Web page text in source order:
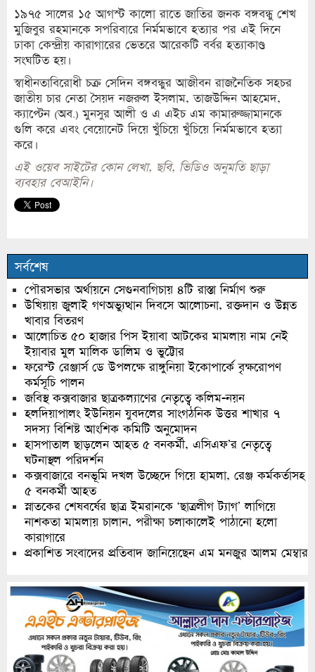
১৯৭৫ সালের ১৫ আগস্ট কালো রাতে জাতির জনক বঙ্গবন্ধু শেখ
মুজিবুর রহমানকে সপরিবারে নির্মমভাবে হত্যার পর এই দিনে
ঢাকা কেন্দ্রীয় কারাগারের ভেতরে আরেকটি বর্বর হত্যাকাণ্ড
সংঘটিত হয়।
স্বাধীনতাবিরোধী চক্র সেদিন বঙ্গবন্ধুর আজীবন রাজনৈতিক সহচর
জাতীয় চার নেতা সৈয়দ নজরুল ইসলাম, তাজউদ্দিন আহমেদ,
ক্যাপ্টেন (অব.) মুনসুর আলী ও এ এইচ এম কামারুজ্জামানকে
গুলি করে এবং বেয়োনেট দিয়ে খুঁচিয়ে খুঁচিয়ে নির্মমভাবে হত্যা
করে।
এই ওয়েব সাইটের কোন লেখা, ছবি, ভিডিও অনুমতি ছাড়া
ব্যবহার বেআইনি।
সর্বশেষ
পৌরসভার অর্থায়নে সেগুনবাগিচায় ৪টি রাস্তা নির্মাণ শুরু
উখিয়ায় জুলাই গণঅভ্যুত্থান দিবসে আলোচনা, রক্তদান ও উন্নত
খাবার বিতরণ
আলোচিত ৫০ হাজার পিস ইয়াবা আটকের মামলায় নাম নেই
ইয়াবার মুল মালিক ডালিম ও ভুট্টোর
ফরেস্ট রেঞ্জার্স ডে উপলক্ষে রাঙ্গুনিয়া ইকোপার্কে বৃক্ষরোপণ
কর্মসূচি পালন
জবিস্থ কক্সবাজার ছাত্রকল্যাণের নেতৃত্বে কলিম-নয়ন
হলদিয়াপালং ইউনিয়ন যুবদলের সাংগঠনিক উত্তর শাখার ৭
সদস্য বিশিষ্ট আংশিক কমিটি অনুমোদন
হাসপাতাল ছাড়লেন আহত ৫ বনকর্মী, এসিএফ’র নেতৃত্বে
ঘটনাস্থল পরিদর্শন
কক্সবাজারে বনভূমি দখল উচ্ছেদে গিয়ে হামলা, রেঞ্জ কর্মকর্তাসহ
৫ বনকর্মী আহত
স্নাতকের শেষবর্ষের ছাত্র ইমরানকে ‘ছাত্রলীগ ট্যাগ’ লাগিয়ে
নাশকতা মামলায় চালান, পরীক্ষা চলাকালেই পাঠানো হলো
কারাগারে
প্রকাশিত সংবাদের প্রতিবাদ জানিয়েছেন এম মনজুর আলম মেম্বার